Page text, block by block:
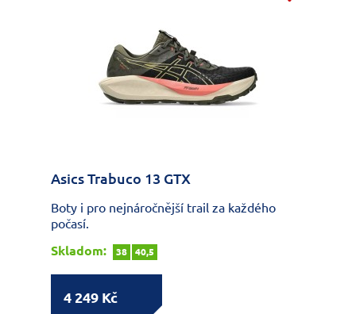
Asics Trabuco 13 GTX
Boty i pro nejnáročnější trail za každého
počasí.
Skladom:
38 40,5
4 249 Kč